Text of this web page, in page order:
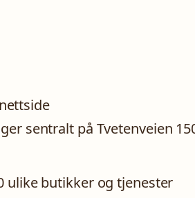
sentralt på Tvetenveien
ulike butikker og tjenester